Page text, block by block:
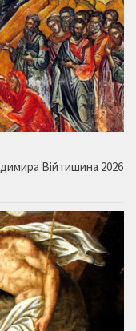
Війтишина 2026